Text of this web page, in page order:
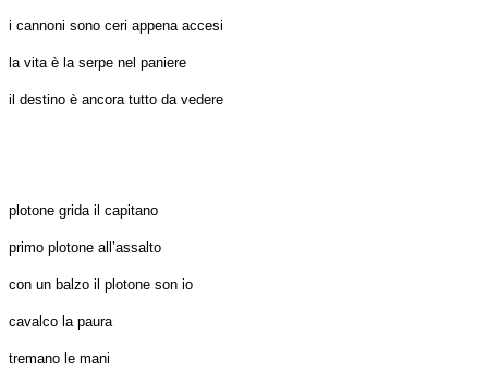
i cannoni sono ceri appena accesi
la vita è la serpe nel paniere
il destino è ancora tutto da vedere
plotone grida il capitano
primo plotone all’assalto
con un balzo il plotone son io
cavalco la paura
tremano le mani